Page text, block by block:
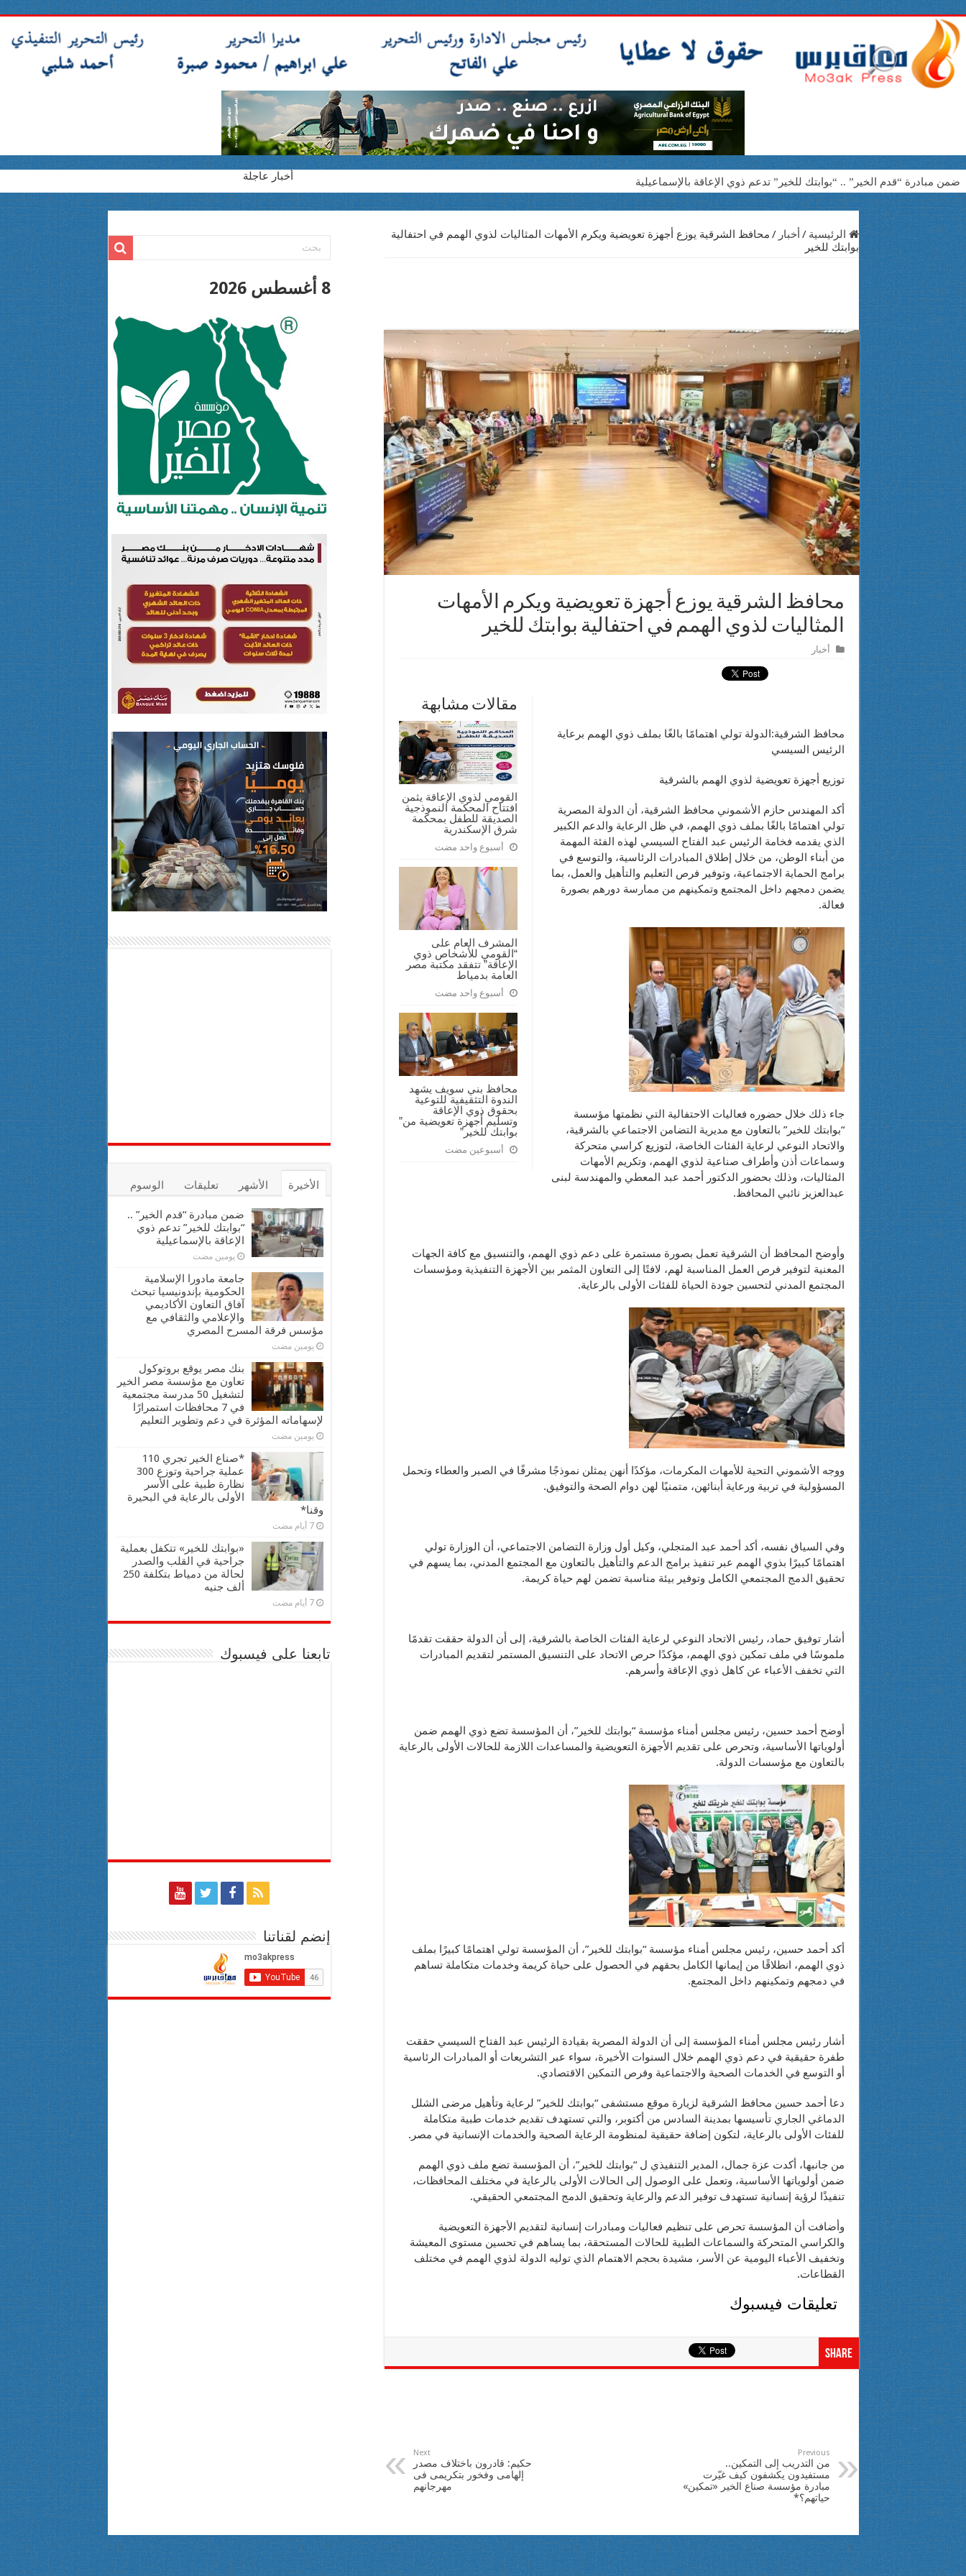
أخبار عاجلة ضمن مبادرة “قدم الخير” .. “بوابتك للخير” تدعم ذوي الإعاقة بالإسماعيلية
بنك مصر يوقع بروتوكول تعاون مع مؤسسة مصر الخير لتشغيل 50 مدرسة مجتمعية في 7 محافظات استمرارًا لإسهاماته المؤثرة في دعم وتطوير التعليم
*صناع الخير تجري 110 عملية جراحية وتوزع 300 نظارة طبية على الأسر الأولى بالرعاية في البحيرة وقنا*
«بوابتك للخير» تتكفل بعملية جراحية في القلب والصدر لحالة من دمياط بتكلفة 250 ألف جنيه
عام من الأثر والإنجازات.. EPSF Egypt تواصل صناعة الفرص لطلاب الصيدلة وخدمة المجتمع*
اليونسكو تكلف الدكتور أشرف مرعي بإعداد دليل دولي للنشاط البدني الدامج للأشخاص ذوي الإعاقة
القومي لذوي الإعاقة يثمن افتتاح المحكمة النموذجية الصديقة للطفل بمحكمة شرق الإسكندرية
المشرف العام على “القومي للأشخاص ذوي الإعاقة” تتفقد مكتبة مصر العامة بدمياط
محافظ بني سويف يشهد الندوة التثقيفية للتوعية بحقوق ذوي الإعاقة وتسليم أجهزة تعويضية من” بوابتك للخير”
بالفيديو والصور.. «مصر الخير» والجامعة المصرية اليابانية توقعان بروتوكولًا لدعم الطلاب المستحقين و المتفوقين
الرئيسية / أخبار / محافظ الشرقية يوزع أجهزة تعويضية ويكرم الأمهات المثاليات لذوي الهمم في احتفالية
بوابتك للخير
محافظ الشرقية يوزع أجهزة تعويضية ويكرم الأمهات
المثاليات لذوي الهمم في احتفالية بوابتك للخير
أخبار
مقالات مشابهة
القومي لذوي الإعاقة يثمن
افتتاح المحكمة النموذجية
الصديقة للطفل بمحكمة
شرق الإسكندرية
أسبوع واحد مضت
المشرف العام على
“القومي للأشخاص ذوي
الإعاقة” تتفقد مكتبة مصر
العامة بدمياط
أسبوع واحد مضت
محافظ بني سويف يشهد
الندوة التثقيفية للتوعية
بحقوق ذوي الإعاقة
وتسليم أجهزة تعويضية من”
بوابتك للخير”
أسبوعين مضت
محافظ الشرقية:الدولة تولي اهتمامًا بالغًا بملف ذوي الهمم برعاية
الرئيس السيسي
توزيع أجهزة تعويضية لذوي الهمم بالشرقية
أكد المهندس حازم الأشموني محافظ الشرقية، أن الدولة المصرية
تولي اهتمامًا بالغًا بملف ذوي الهمم، في ظل الرعاية والدعم الكبير
الذي يقدمه فخامة الرئيس عبد الفتاح السيسي لهذه الفئة المهمة
من أبناء الوطن، من خلال إطلاق المبادرات الرئاسية، والتوسع في
برامج الحماية الاجتماعية، وتوفير فرص التعليم والتأهيل والعمل، بما
يضمن دمجهم داخل المجتمع وتمكينهم من ممارسة دورهم بصورة
فعالة.
جاء ذلك خلال حضوره فعاليات الاحتفالية التي نظمتها مؤسسة
“بوابتك للخير” بالتعاون مع مديرية التضامن الاجتماعي بالشرقية،
والاتحاد النوعي لرعاية الفئات الخاصة، لتوزيع كراسي متحركة
وسماعات أذن وأطراف صناعية لذوي الهمم، وتكريم الأمهات
المثاليات، وذلك بحضور الدكتور أحمد عبد المعطي والمهندسة لبنى
عبدالعزيز نائبي المحافظ.
وأوضح المحافظ أن الشرقية تعمل بصورة مستمرة على دعم ذوي الهمم، والتنسيق مع كافة الجهات
المعنية لتوفير فرص العمل المناسبة لهم، لافتًا إلى التعاون المثمر بين الأجهزة التنفيذية ومؤسسات
المجتمع المدني لتحسين جودة الحياة للفئات الأولى بالرعاية.
ووجه الأشموني التحية للأمهات المكرمات، مؤكدًا أنهن يمثلن نموذجًا مشرفًا في الصبر والعطاء وتحمل
المسؤولية في تربية ورعاية أبنائهن، متمنيًا لهن دوام الصحة والتوفيق.
وفي السياق نفسه، أكد أحمد عبد المتجلي، وكيل أول وزارة التضامن الاجتماعي، أن الوزارة تولي
اهتمامًا كبيرًا بذوي الهمم عبر تنفيذ برامج الدعم والتأهيل بالتعاون مع المجتمع المدني، بما يسهم في
تحقيق الدمج المجتمعي الكامل وتوفير بيئة مناسبة تضمن لهم حياة كريمة.
أشار توفيق حماد، رئيس الاتحاد النوعي لرعاية الفئات الخاصة بالشرقية، إلى أن الدولة حققت تقدمًا
ملموسًا في ملف تمكين ذوي الهمم، مؤكدًا حرص الاتحاد على التنسيق المستمر لتقديم المبادرات
التي تخفف الأعباء عن كاهل ذوي الإعاقة وأسرهم.
أوضح أحمد حسين، رئيس مجلس أمناء مؤسسة “بوابتك للخير”، أن المؤسسة تضع ذوي الهمم ضمن
أولوياتها الأساسية، وتحرص على تقديم الأجهزة التعويضية والمساعدات اللازمة للحالات الأولى بالرعاية
بالتعاون مع مؤسسات الدولة.
أكد أحمد حسين، رئيس مجلس أمناء مؤسسة “بوابتك للخير”، أن المؤسسة تولي اهتمامًا كبيرًا بملف
ذوي الهمم، انطلاقًا من إيمانها الكامل بحقهم في الحصول على حياة كريمة وخدمات متكاملة تساهم
في دمجهم وتمكينهم داخل المجتمع.
أشار رئيس مجلس أمناء المؤسسة إلى أن الدولة المصرية بقيادة الرئيس عبد الفتاح السيسي حققت
طفرة حقيقية في دعم ذوي الهمم خلال السنوات الأخيرة، سواء عبر التشريعات أو المبادرات الرئاسية
أو التوسع في الخدمات الصحية والاجتماعية وفرص التمكين الاقتصادي.
دعا أحمد حسين محافظ الشرقية لزيارة موقع مستشفى “بوابتك للخير” لرعاية وتأهيل مرضى الشلل
الدماغي الجاري تأسيسها بمدينة السادس من أكتوبر، والتي تستهدف تقديم خدمات طبية متكاملة
للفئات الأولى بالرعاية، لتكون إضافة حقيقية لمنظومة الرعاية الصحية والخدمات الإنسانية في مصر.
من جانبها، أكدت عزة جمال، المدير التنفيذي ل “بوابتك للخير”، أن المؤسسة تضع ملف ذوي الهمم
ضمن أولوياتها الأساسية، وتعمل على الوصول إلى الحالات الأولى بالرعاية في مختلف المحافظات،
تنفيذًا لرؤية إنسانية تستهدف توفير الدعم والرعاية وتحقيق الدمج المجتمعي الحقيقي.
وأضافت أن المؤسسة تحرص على تنظيم فعاليات ومبادرات إنسانية لتقديم الأجهزة التعويضية
والكراسي المتحركة والسماعات الطبية للحالات المستحقة، بما يساهم في تحسين مستوى المعيشة
وتخفيف الأعباء اليومية عن الأسر، مشيدة بحجم الاهتمام الذي توليه الدولة لذوي الهمم في مختلف
القطاعات.
تعليقات فيسبوك
Share
Previous
من التدريب إلى التمكين..
مستفيدون يكشفون كيف غيّرت
مبادرة مؤسسة صناع الخير «تمكين»
حياتهم؟*
Next
حكيم: قادرون باختلاف مصدر
إلهامى وفخور بتكريمى فى
مهرجانهم
8 أغسطس 2026
الأخيرة الأشهر تعليقات الوسوم
ضمن مبادرة “قدم الخير” ..
“بوابتك للخير” تدعم ذوي
الإعاقة بالإسماعيلية
يومين مضت
جامعة مادورا الإسلامية
الحكومية بإندونيسيا تبحث
آفاق التعاون الأكاديمي
والإعلامي والثقافي مع
مؤسس فرقة المسرح المصري
يومين مضت
بنك مصر يوقع بروتوكول
تعاون مع مؤسسة مصر الخير
لتشغيل 50 مدرسة مجتمعية
في 7 محافظات استمرارًا
لإسهاماته المؤثرة في دعم وتطوير التعليم
يومين مضت
*صناع الخير تجري 110
عملية جراحية وتوزع 300
نظارة طبية على الأسر
الأولى بالرعاية في البحيرة
وقنا*
7 أيام مضت
«بوابتك للخير» تتكفل بعملية
جراحية في القلب والصدر
لحالة من دمياط بتكلفة 250
ألف جنيه
7 أيام مضت
تابعنا على فيسبوك
إنضم لقناتنا